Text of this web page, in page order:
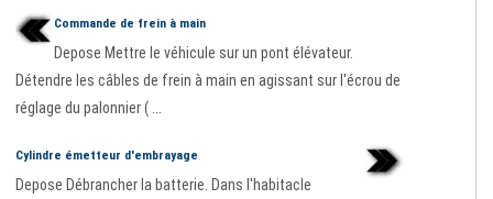
Commande de frein à main
Depose Mettre le véhicule sur un pont élévateur.
Détendre les câbles de frein à main en agissant sur l'écrou de
réglage du palonnier ( ...
Cylindre émetteur d'embrayage
Depose Débrancher la batterie. Dans l'habitacle